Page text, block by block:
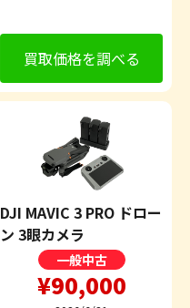
買取価格を調べる
DJI MAVIC 3 PRO ドロー
ン 3眼カメラ
一般中古
¥90,000